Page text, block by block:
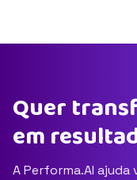
Quer
em
A Performa.AI